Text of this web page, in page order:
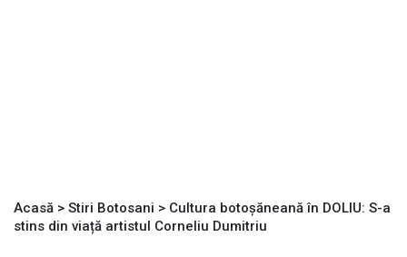
Acasă > Stiri Botosani > Cultura botoșăneană în DOLIU: S-a
stins din viață artistul Corneliu Dumitriu